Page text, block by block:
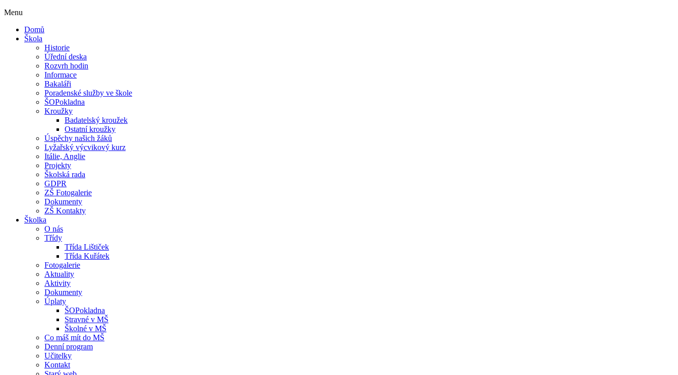
Menu
Domů
Škola
Historie
Úřední deska
Rozvrh hodin
Informace
Bakaláři
Poradenské služby ve škole
ŠOPokladna
Kroužky
Badatelský kroužek
Ostatní kroužky
Úspěchy našich žáků
Lyžařský výcvikový kurz
Itálie, Anglie
Projekty
Školská rada
GDPR
ZŠ Fotogalerie
Dokumenty
ZŠ Kontakty
Školka
O nás
Třídy
Třída Lištiček
Třída Kuřátek
Fotogalerie
Aktuality
Aktivity
Dokumenty
Úplaty
ŠOPokladna
Stravné v MŠ
Školné v MŠ
Co máš mít do MŠ
Denní program
Učitelky
Kontakt